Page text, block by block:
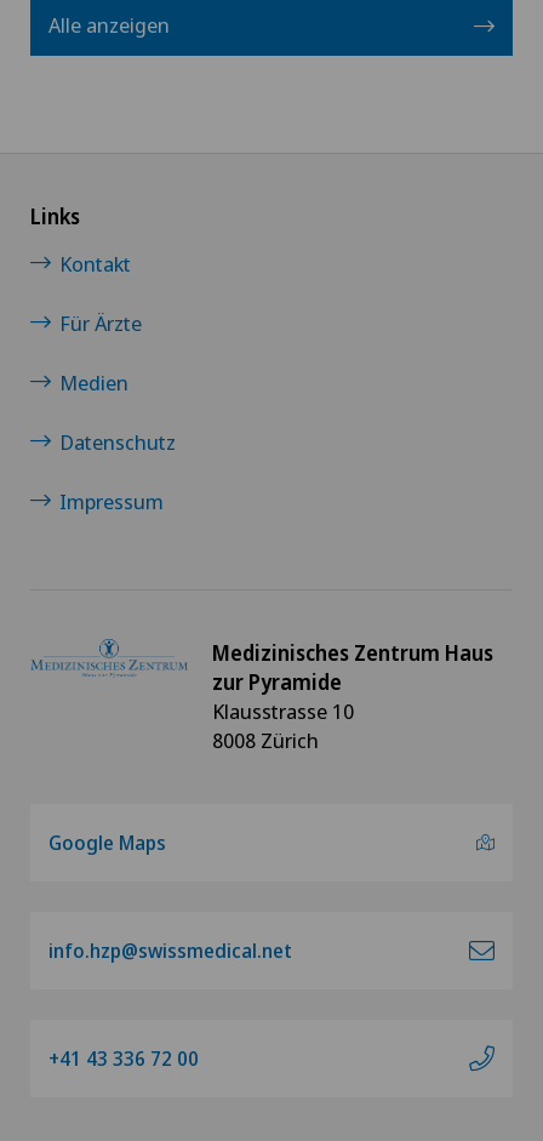
Alle anzeigen
Links
Kontakt
Für Ärzte
Medien
Datenschutz
Impressum
Medizinisches Zentrum Haus
zur Pyramide
Klausstrasse 10
8008 Zürich
Google Maps
info.hzp@swissmedical.net
+41 43 336 72 00